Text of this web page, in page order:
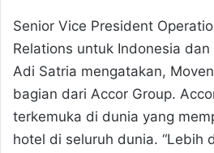
Senior Vice President
Relations untuk Indonesia
Adi Satria mengatakan,
bagian dari Accor Group.
terkemuka di dunia yang
hotel di seluruh dunia. “Lebih